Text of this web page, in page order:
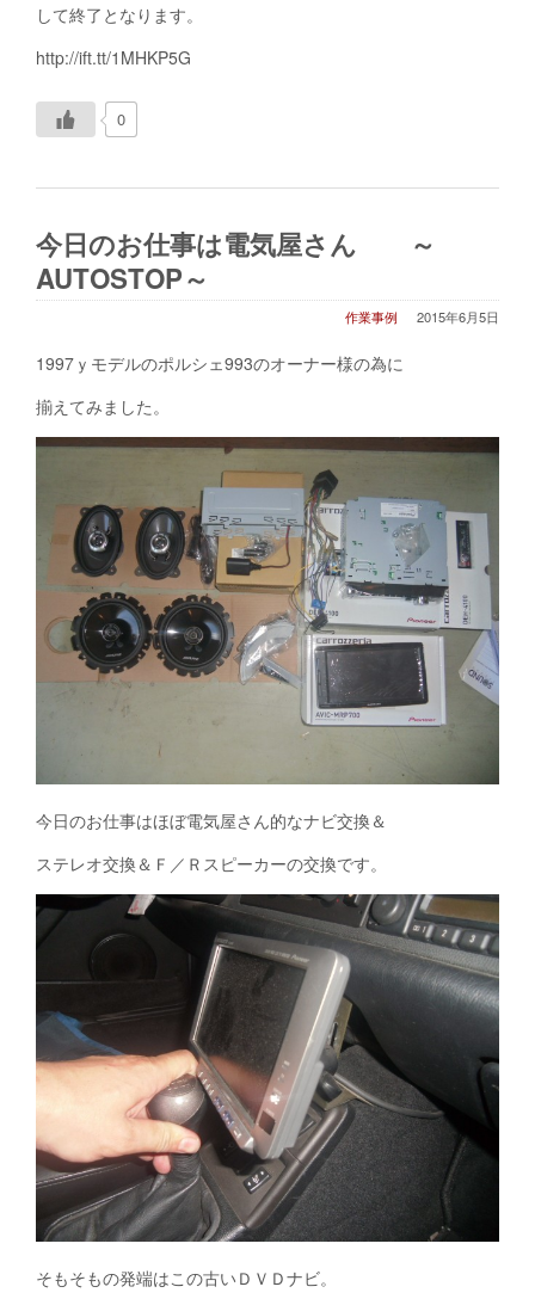
して終了となります。
http://ift.tt/1MHKP5G
0
今日のお仕事は電気屋さん ～
AUTOSTOP～
2015年6月5日
作業事例
1997ｙモデルのポルシェ993のオーナー様の為に
揃えてみました。
今日のお仕事はほぼ電気屋さん的なナビ交換＆
ステレオ交換＆Ｆ／Ｒスピーカーの交換です。
そもそもの発端はこの古いＤＶＤナビ。